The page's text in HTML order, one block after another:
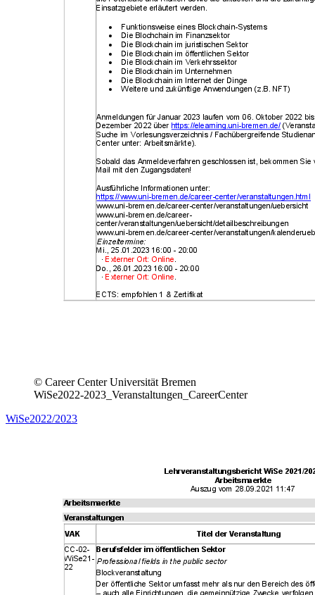
© Career Center Universität Bremen
WiSe2022-2023_Veranstaltungen_CareerCenter
WiSe2022/2023